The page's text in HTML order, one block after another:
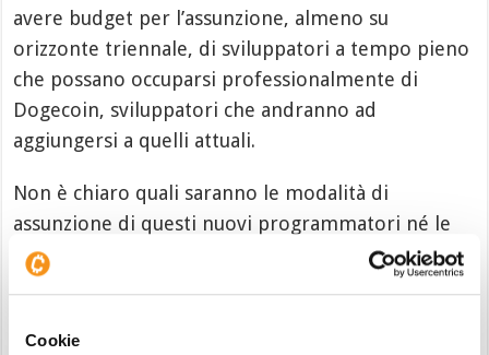
Cookie
avere budget per l’assunzione, almeno su
orizzonte triennale, di sviluppatori a tempo pieno
che possano occuparsi professionalmente di
Dogecoin, sviluppatori che andranno ad
aggiungersi a quelli attuali.
Non è chiaro quali saranno le modalità di
assunzione di questi nuovi programmatori né le
tempistiche che la fondazione sembrerebbe
essersi riservata. Sarà però un primo passo verso
questo specifico fronte.